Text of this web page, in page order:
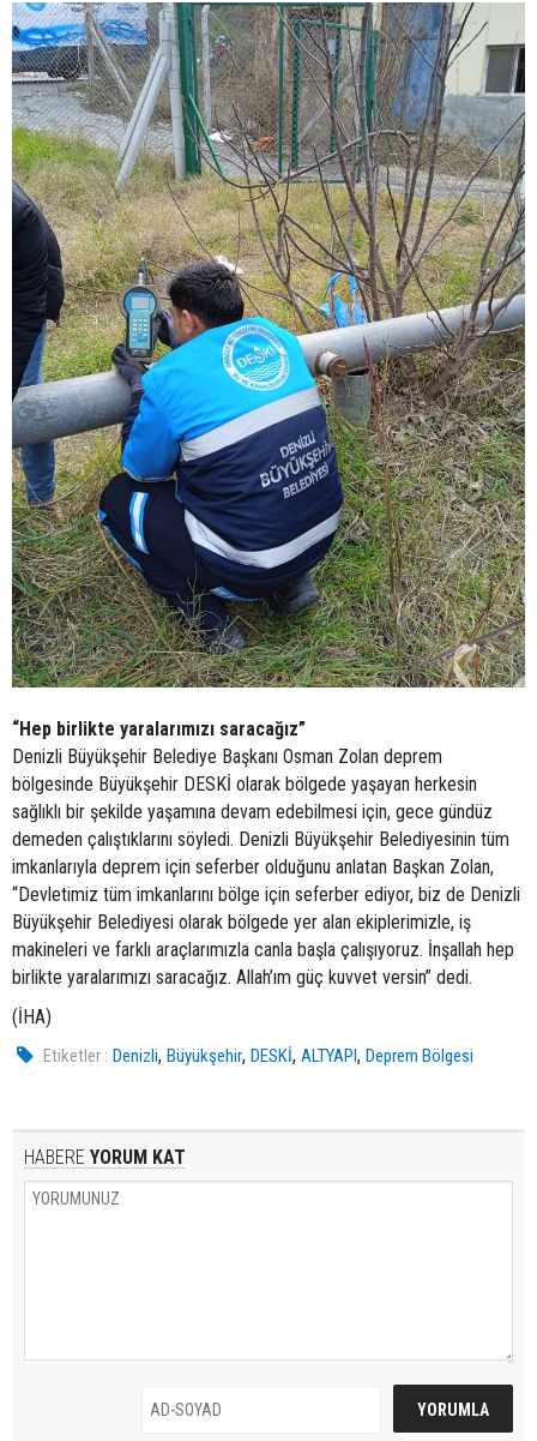
“Hep birlikte yaralarımızı saracağız”
Denizli Büyükşehir Belediye Başkanı Osman Zolan deprem
bölgesinde Büyükşehir DESKİ olarak bölgede yaşayan herkesin
sağlıklı bir şekilde yaşamına devam edebilmesi için, gece gündüz
demeden çalıştıklarını söyledi. Denizli Büyükşehir Belediyesinin tüm
imkanlarıyla deprem için seferber olduğunu anlatan Başkan Zolan,
“Devletimiz tüm imkanlarını bölge için seferber ediyor, biz de Denizli
Büyükşehir Belediyesi olarak bölgede yer alan ekiplerimizle, iş
makineleri ve farklı araçlarımızla canla başla çalışıyoruz. İnşallah hep
birlikte yaralarımızı saracağız. Allah’ım güç kuvvet versin” dedi.
(İHA)
Etiketler : Denizli,Büyükşehir,DESKİ,ALTYAPI,Deprem Bölgesi
HABERE YORUM KAT